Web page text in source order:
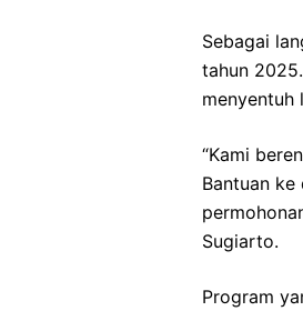
Sebagai
tahun
menyentuh
“Kami
Bantuan
Sugiarto.
Program